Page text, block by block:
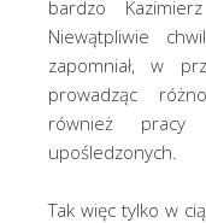
bardzo
Niewątpliwie
zapomniał, w
prowadząc
również pracy
upośledzonych.
Tak więc tylko w